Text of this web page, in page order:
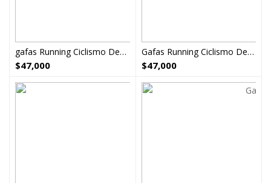
gafas Running Ciclismo Deportivas ref13
$47,000
Gafas Running Ciclismo Deportivas ref12
$47,000